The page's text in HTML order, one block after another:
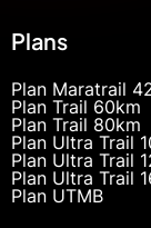
Plans
Plan Maratrail
Plan Trail 60km
Plan Trail 80km
Plan Ultra Trail
Plan Ultra Trail
Plan Ultra Trail
Plan UTMB